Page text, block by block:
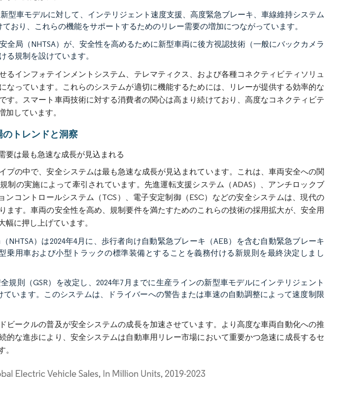
型車モデルに対して、インテリジェント速度支援、高度緊急ブレーキ、車線維持システム
おり、これらの機能をサポートするためのリレー需要の増加につながっています。
全局（NHTSA）が、安全性を高めるために新型車両に後方視認技術（一般にバックカメラ
る規制を設けています。
るインフォテインメントシステム、テレマティクス、および各種コネクティビティソリュ
なっています。これらのシステムが適切に機能するためには、リレーが提供する効率的な
す。スマート車両技術に対する消費者の関心は高まり続けており、高度なコネクティビテ
加しています。
トレンドと洞察
要は最も急速な成長が見込まれる
プの中で、安全システムは最も急速な成長が見込まれています。これは、車両安全への関
制の実施によって牽引されています。先進運転支援システム（ADAS）、アンチロックブ
ンコントロールシステム（TCS）、電子安定制御（ESC）などの安全システムは、現代の
ます。車両の安全性を高め、規制要件を満たすためのこれらの技術の採用拡大が、安全用
に押し上げています。
NHTSA）は2024年4月に、歩行者向け自動緊急ブレーキ（AEB）を含む自動緊急ブレーキ
乗用車および小型トラックの標準装備とすることを義務付ける新規則を最終決定しまし
規則（GSR）を改定し、2024年7月までに生産ラインの新型車モデルにインテリジェント
ています。このシステムは、ドライバーへの警告または車速の自動調整によって速度制限
ビークルの普及が安全システムの成長を加速させています。より高度な車両自動化への推
的な進歩により、安全システムは自動車用リレー市場において重要かつ急速に成長するセ
。